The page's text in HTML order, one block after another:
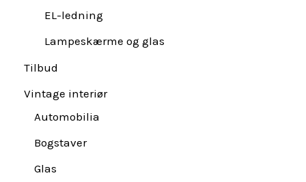
EL-ledning
Lampeskærme og glas
Tilbud
Vintage interiør
Automobilia
Bogstaver
Glas